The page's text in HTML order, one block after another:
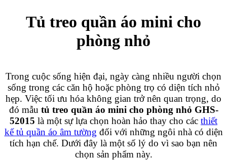
Tủ treo quần áo mini cho
phòng nhỏ
Trong cuộc sống hiện đại, ngày càng nhiều người chọn
sống trong các căn hộ hoặc phòng trọ có diện tích nhỏ
hẹp. Việc tối ưu hóa không gian trở nên quan trọng, do
đó mẫu tủ treo quần áo mini cho phòng nhỏ GHS-
52015 là một sự lựa chọn hoàn hảo thay cho các thiết
kế tủ quần áo âm tường đối với những ngôi nhà có diện
tích hạn chế. Dưới đây là một số lý do vì sao bạn nên
chọn sản phẩm này.